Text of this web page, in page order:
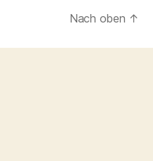
Nach oben ↑